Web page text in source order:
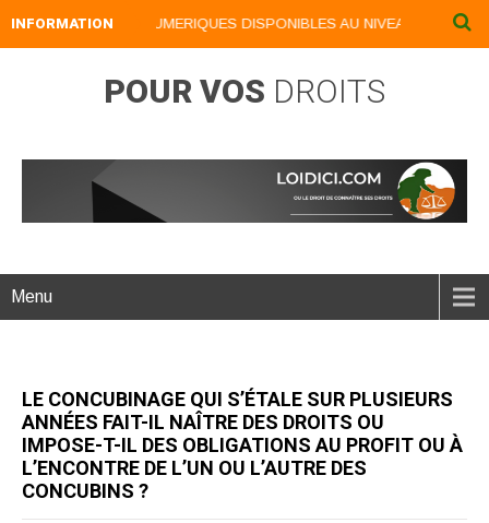
INFORMATION
NOS LIVRES NUMERIQUES DISPONIBLES AU NIVEAU DU
POUR VOS DROITS
Menu
LE CONCUBINAGE QUI S’ÉTALE SUR PLUSIEURS
ANNÉES FAIT-IL NAÎTRE DES DROITS OU
IMPOSE-T-IL DES OBLIGATIONS AU PROFIT OU À
L’ENCONTRE DE L’UN OU L’AUTRE DES
CONCUBINS ?